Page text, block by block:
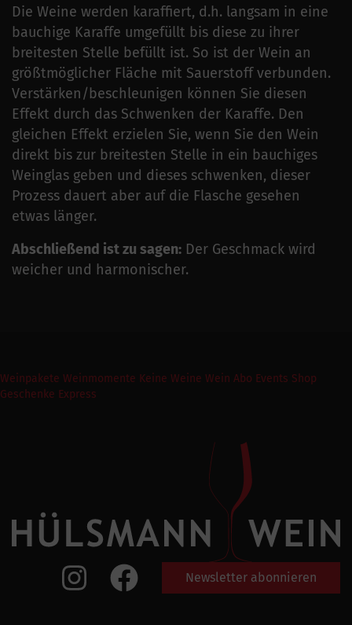
Die Weine werden karaffiert, d.h. langsam in eine
bauchige Karaffe umgefüllt bis diese zu ihrer
breitesten Stelle befüllt ist. So ist der Wein an
größtmöglicher Fläche mit Sauerstoff verbunden.
Verstärken/beschleunigen können Sie diesen
Effekt durch das Schwenken der Karaffe. Den
gleichen Effekt erzielen Sie, wenn Sie den Wein
direkt bis zur breitesten Stelle in ein bauchiges
Weinglas geben und dieses schwenken, dieser
Prozess dauert aber auf die Flasche gesehen
etwas länger.
Abschließend ist zu sagen: Der Geschmack wird
weicher und harmonischer.
Weinpakete Weinmomente Keine Weine Wein Abo Events Shop
Geschenke Express
Newsletter abonnieren